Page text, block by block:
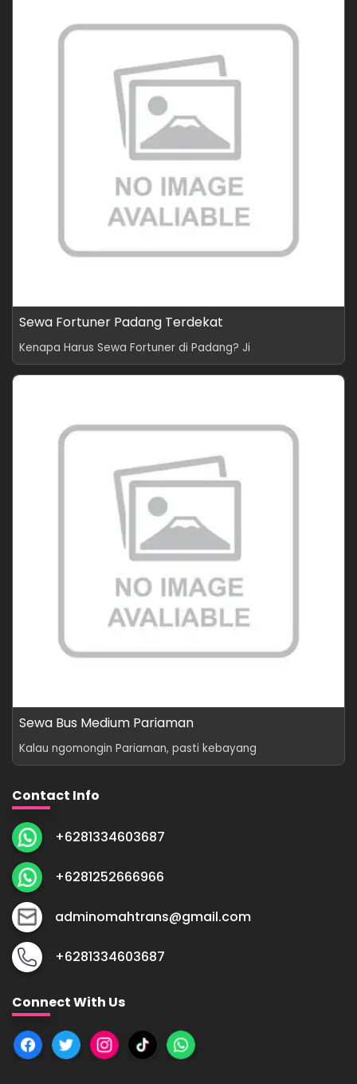
Sewa Fortuner Padang Terdekat
Kenapa Harus Sewa Fortuner di Padang? Ji
Sewa Bus Medium Pariaman
Kalau ngomongin Pariaman, pasti kebayang
Contact Info
+6281334603687
+6281252666966
adminomahtrans@gmail.com
+6281334603687
Connect With Us